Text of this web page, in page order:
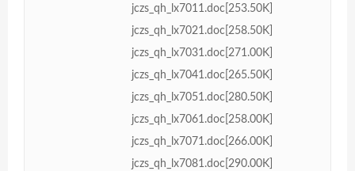
jczs_qh_lx7011.doc[253.50K]
jczs_qh_lx7021.doc[258.50K]
jczs_qh_lx7031.doc[271.00K]
jczs_qh_lx7041.doc[265.50K]
jczs_qh_lx7051.doc[280.50K]
jczs_qh_lx7061.doc[258.00K]
jczs_qh_lx7071.doc[266.00K]
jczs_qh_lx7081.doc[290.00K]